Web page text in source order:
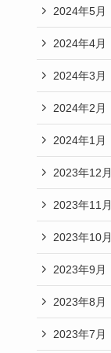
2024年5月
2024年4月
2024年3月
2024年2月
2024年1月
2023年12月
2023年11月
2023年10月
2023年9月
2023年8月
2023年7月